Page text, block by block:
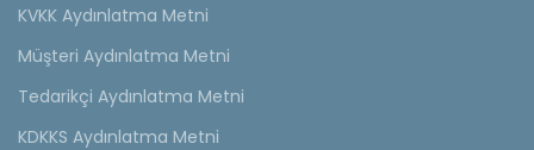
KVKK Aydınlatma Metni
Müşteri Aydınlatma Metni
Tedarikçi Aydınlatma Metni
KDKKS Aydınlatma Metni